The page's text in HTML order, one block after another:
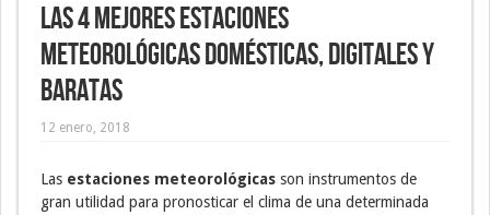
Las 4 mejores estaciones
meteorológicas domésticas, digitales y
baratas
12 enero, 2018
Las estaciones meteorológicas son instrumentos de
gran utilidad para pronosticar el clima de una determinada